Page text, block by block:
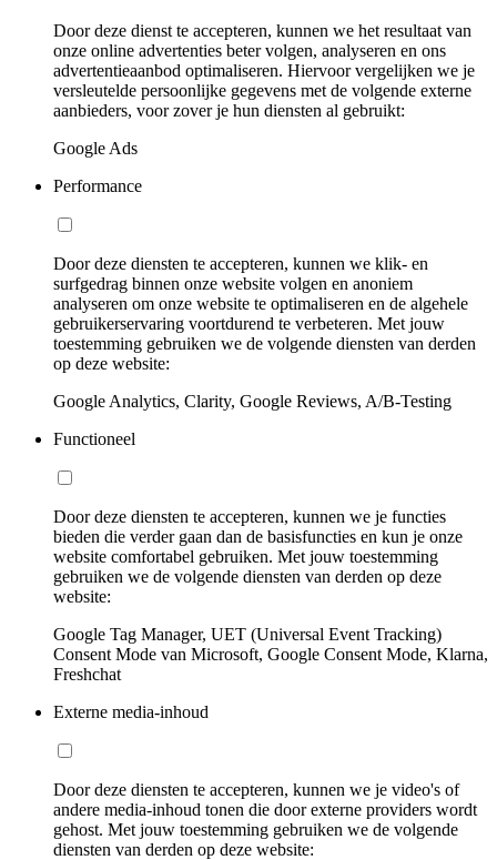
Door deze dienst te accepteren, kunnen we het resultaat van
onze online advertenties beter volgen, analyseren en ons
advertentieaanbod optimaliseren. Hiervoor vergelijken we je
versleutelde persoonlijke gegevens met de volgende externe
aanbieders, voor zover je hun diensten al gebruikt:
Google Ads
Performance
Door deze diensten te accepteren, kunnen we klik- en
surfgedrag binnen onze website volgen en anoniem
analyseren om onze website te optimaliseren en de algehele
gebruikerservaring voortdurend te verbeteren. Met jouw
toestemming gebruiken we de volgende diensten van derden
op deze website:
Google Analytics, Clarity, Google Reviews, A/B-Testing
Functioneel
Door deze diensten te accepteren, kunnen we je functies
bieden die verder gaan dan de basisfuncties en kun je onze
website comfortabel gebruiken. Met jouw toestemming
gebruiken we de volgende diensten van derden op deze
website:
Google Tag Manager, UET (Universal Event Tracking)
Consent Mode van Microsoft, Google Consent Mode, Klarna,
Freshchat
Externe media-inhoud
Door deze diensten te accepteren, kunnen we je video's of
andere media-inhoud tonen die door externe providers wordt
gehost. Met jouw toestemming gebruiken we de volgende
diensten van derden op deze website: